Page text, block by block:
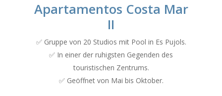
Apartamentos Costa Mar
II
✅ Gruppe von 20 Studios mit Pool in Es Pujols.
✅ In einer der ruhigsten Gegenden des
touristischen Zentrums.
✅ Geöffnet von Mai bis Oktober.